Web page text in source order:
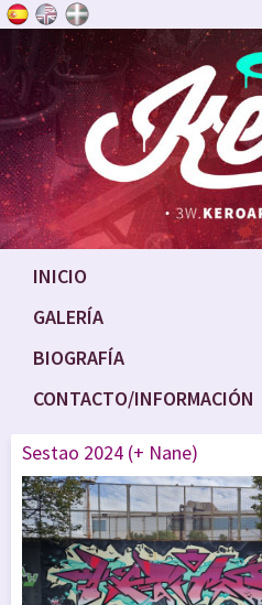
INICIO
GALERÍA
BIOGRAFÍA
CONTACTO/INFORMACIÓN
Sestao 2024 (+ Nane)